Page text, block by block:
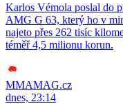
Karlos Vémola poslal do
AMG G 63, který ho v
najeto přes 262 tisíc
téměř 4,5 milionu korun.
MMAMAG.cz
dnes, 23:14